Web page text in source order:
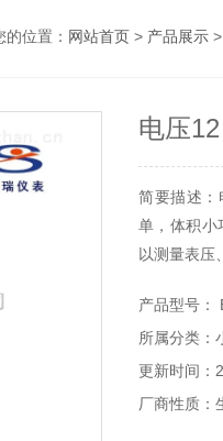
的位置： 网站首页 > 产品展示 >
电压
简要描述：
单，体积小
以测量表压
产品型号：
所属分类：
更新时间：
厂商性质：